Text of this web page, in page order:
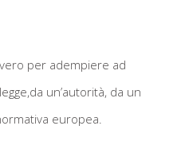
per adempiere ad
un’autorità, da un
europea.